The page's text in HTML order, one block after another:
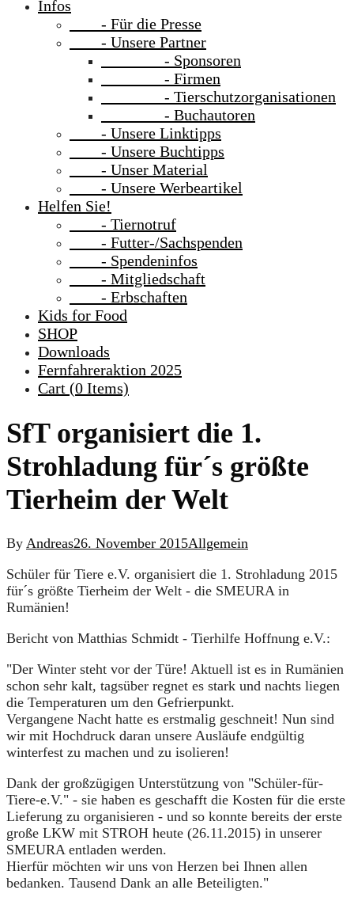
Infos
- Für die Presse
- Unsere Partner
- Sponsoren
- Firmen
- Tierschutzorganisationen
- Buchautoren
- Unsere Linktipps
- Unsere Buchtipps
- Unser Material
- Unsere Werbeartikel
Helfen Sie!
- Tiernotruf
- Futter-/Sachspenden
- Spendeninfos
- Mitgliedschaft
- Erbschaften
Kids for Food
SHOP
Downloads
Fernfahreraktion 2025
Cart (0 Items)
SfT organisiert die 1.
Strohladung für´s größte
Tierheim der Welt
By Andreas26. November 2015Allgemein
Schüler für Tiere e.V. organisiert die 1. Strohladung 2015
für´s größte Tierheim der Welt - die SMEURA in
Rumänien!
Bericht von Matthias Schmidt - Tierhilfe Hoffnung e.V.:
"Der Winter steht vor der Türe! Aktuell ist es in Rumänien
schon sehr kalt, tagsüber regnet es stark und nachts liegen
die Temperaturen um den Gefrierpunkt.
Vergangene Nacht hatte es erstmalig geschneit! Nun sind
wir mit Hochdruck daran unsere Ausläufe endgültig
winterfest zu machen und zu isolieren!
Dank der großzügigen Unterstützung von "Schüler-für-
Tiere-e.V." - sie haben es geschafft die Kosten für die erste
Lieferung zu organisieren - und so konnte bereits der erste
große LKW mit STROH heute (26.11.2015) in unserer
SMEURA entladen werden.
Hierfür möchten wir uns von Herzen bei Ihnen allen
bedanken. Tausend Dank an alle Beteiligten."